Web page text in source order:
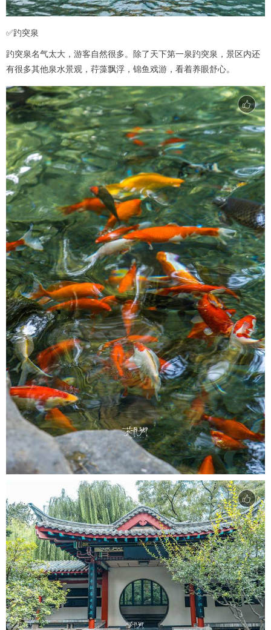
✅趵突泉
趵突泉名气太大，游客自然很多。除了天下第一泉趵突泉，景区内还
有很多其他泉水景观，荇藻飘浮，锦鱼戏游，看着养眼舒心。